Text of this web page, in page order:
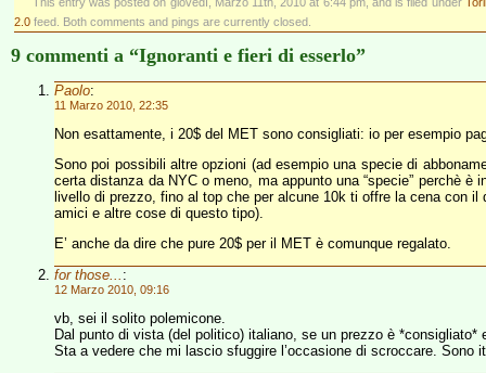
2.0 feed. Both comments and pings are currently closed.
9 commenti a “Ignoranti e fieri di esserlo”
Paolo:
11 Marzo 2010, 22:35
Non esattamente, i 20$ del MET sono consigliati: io per esempio
Sono poi possibili altre opzioni (ad esempio una specie di
certa distanza da NYC o meno, ma appunto una “specie” perchè
livello di prezzo, fino al top che per alcune 10k ti offre la cena con il
amici e altre cose di questo tipo).
E’ anche da dire che pure 20$ per il MET è comunque regalato.
for those... :
12 Marzo 2010, 09:16
vb, sei il solito polemicone.
Dal punto di vista (del politico) italiano, se un prezzo è
Sta a vedere che mi lascio sfuggire l’occasione di scroccare. Sono